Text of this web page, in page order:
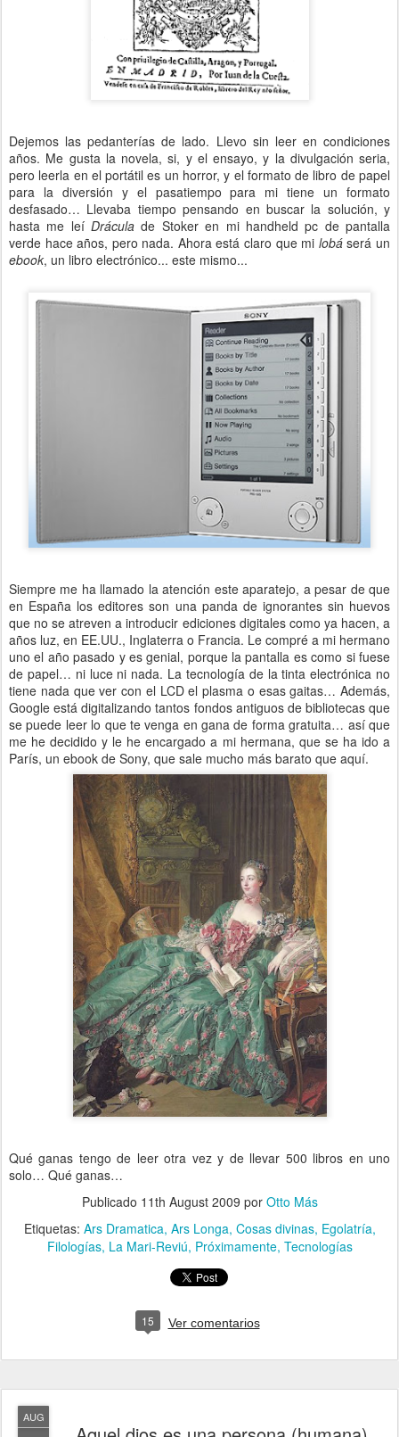
Dejemos las pedanterías de lado. Llevo sin leer en condiciones
años. Me gusta la novela, si, y el ensayo, y la divulgación seria,
pero leerla en el portátil es un horror, y el formato de libro de papel
para la diversión y el pasatiempo para mi tiene un formato
desfasado… Llevaba tiempo pensando en buscar la solución, y
hasta me leíDrácula de Stoker en mi handheld pc de pantalla
verde hace años, pero nada. Ahora está claro que mi lobáserá un
ebook, un libro electrónico... este mismo...
Siempre me ha llamado la atención este aparatejo, a pesar de que
en España los editores son una panda de ignorantes sin huevos
que no se atreven a introducir ediciones digitales como ya hacen, a
años luz, en EE.UU., Inglaterra o Francia. Le compré a mi hermano
uno el año pasado y es genial, porque la pantalla es como si fuese
de papel… ni luce ni nada. La tecnología de la tinta electrónica no
tiene nada que ver con el LCD el plasma o esas gaitas… Además,
Google está digitalizando tantos fondos antiguos de bibliotecas que
se puede leer lo que te venga en gana de forma gratuita… así que
me he decidido y le he encargado a mi hermana, que se ha ido a
París, un ebook de Sony, que sale mucho más barato que aquí.
Qué ganas tengo de leer otra vez y de llevar 500 libros en uno
solo… Qué ganas…
Publicado 11th August 2009 por Otto Más
Etiquetas: Ars Dramatica Ars Longa Cosas divinas Egolatría
Filologías La Mari-Reviú Próximamente Tecnologías
15 Ver comentarios
AUG